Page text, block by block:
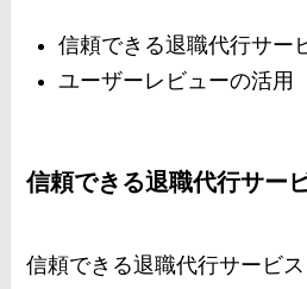
信頼できる退職代行サー
ユーザーレビューの活用
信頼できる退職代行サー
信頼できる退職代行サービ